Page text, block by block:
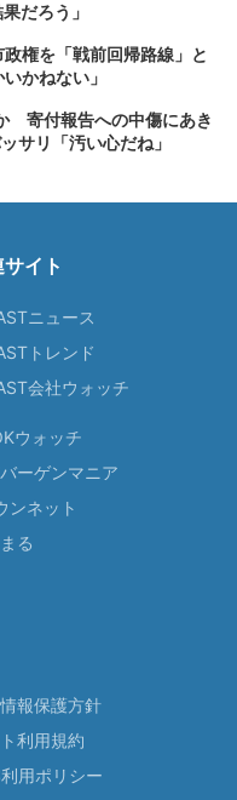
だろう」
権を「戦前回帰路線」と
かねない」
寄付報告への中傷にあき
サリ「汚い心だね」
サイト
ニュース
トレンド
会社ウォッチ
ウォッチ
ーゲンマニア
ンネット
る
報保護方針
利用規約
用ポリシー